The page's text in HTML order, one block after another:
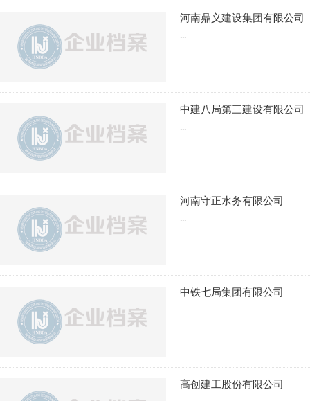
河南鼎义建设集团有限公司
...
中建八局第三建设有限公司
...
河南守正水务有限公司
...
中铁七局集团有限公司
...
高创建工股份有限公司